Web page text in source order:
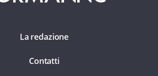
La redazione
Contatti